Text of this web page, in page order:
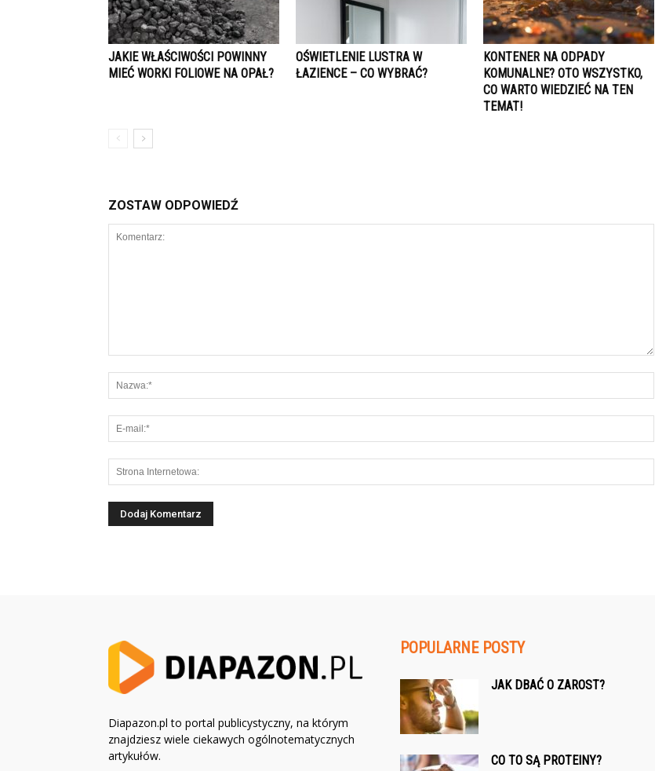
JAKIE WŁAŚCIWOŚCI POWINNY
MIEĆ WORKI FOLIOWE NA OPAŁ?
OŚWIETLENIE LUSTRA W
ŁAZIENCE – CO WYBRAĆ?
KONTENER NA ODPADY
KOMUNALNE? OTO WSZYSTKO,
CO WARTO WIEDZIEĆ NA TEN
TEMAT!
ZOSTAW ODPOWIEDŹ
Diapazon.pl to portal publicystyczny, na którym
znajdziesz wiele ciekawych ogólnotematycznych
artykułów.
POPULARNE POSTY
JAK DBAĆ O ZAROST?
CO TO SĄ PROTEINY?